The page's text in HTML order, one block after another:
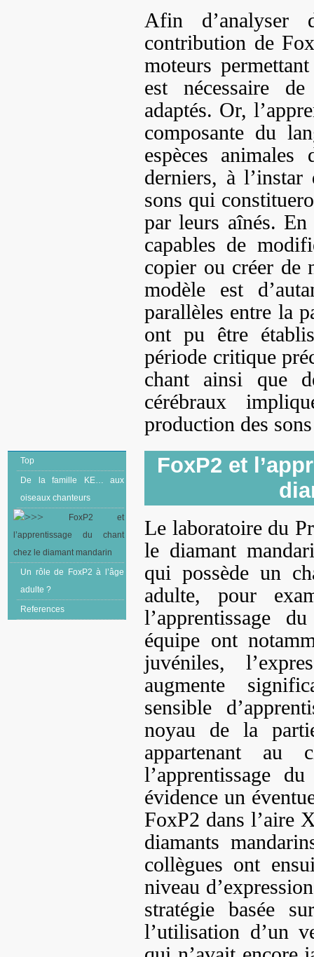
Afin d’analyser
contribution de
moteurs
est nécessaire
adaptés. Or,
composante du
espèces
derniers, à l’instar
sons qui
par leurs aînés. En
capables de
copier ou créer de
modèle est
parallèles entre la
ont pu être
période critique
chant ainsi que
cérébraux
production des
Top
De la famille KE… aux
oiseaux chanteurs
FoxP2 et
l’apprentissage du chant
chez le diamant mandarin
Un rôle de FoxP2 à l’âge
adulte ?
References
FoxP2 et
Le laboratoire du
le diamant
qui possède un
adulte, pour
l’apprentissage
équipe ont
juvéniles,
augmente
sensible
noyau de la
appartenant au
l’apprentissage
évidence un
FoxP2 dans l’aire
diamants
collègues ont
niveau
stratégie basée
l’utilisation d’un